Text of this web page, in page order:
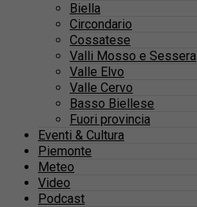
Biella
Circondario
Cossatese
Valli Mosso e Sessera
Valle Elvo
Valle Cervo
Basso Biellese
Fuori provincia
Eventi & Cultura
Piemonte
Meteo
Video
Podcast